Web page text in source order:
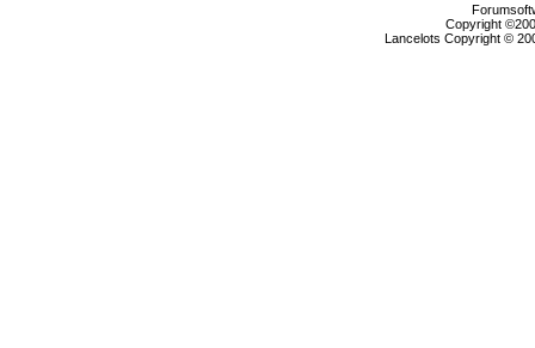
Copyright
Lancelots Copyright ©